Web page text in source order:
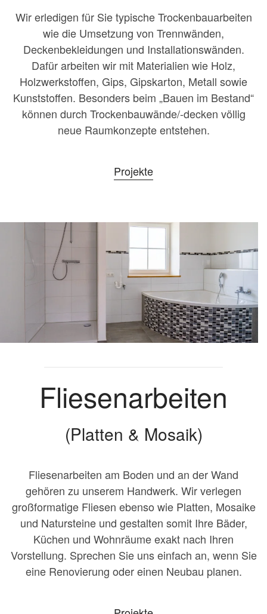
Wir erledigen für Sie typische Trockenbauarbeiten
wie die Umsetzung von Trennwänden,
Deckenbekleidungen und Installationswänden.
Dafür arbeiten wir mit Materialien wie Holz,
Holzwerkstoffen, Gips, Gipskarton, Metall sowie
Kunststoffen. Besonders beim „Bauen im Bestand“
können durch Trockenbauwände/-decken völlig
neue Raumkonzepte entstehen.
Projekte
Fliesen­arbeiten
(Platten & Mosaik)
Fliesenarbeiten am Boden und an der Wand
gehören zu unserem Handwerk. Wir verlegen
großformatige Fliesen ebenso wie Platten, Mosaike
und Natursteine und gestalten somit Ihre Bäder,
Küchen und Wohnräume exakt nach Ihren
Vorstellung. Sprechen Sie uns einfach an, wenn Sie
eine Renovierung oder einen Neubau planen.